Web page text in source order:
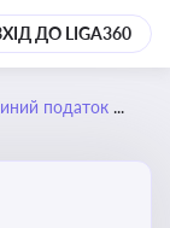
ДО LIGA360
податок